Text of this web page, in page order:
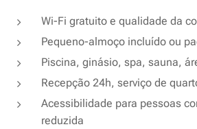
Wi-Fi gratuito e qualidade da
Pequeno-almoço incluído ou
Piscina, ginásio, spa, sauna,
Recepção 24h, serviço de
Acessibilidade para pessoas
reduzida